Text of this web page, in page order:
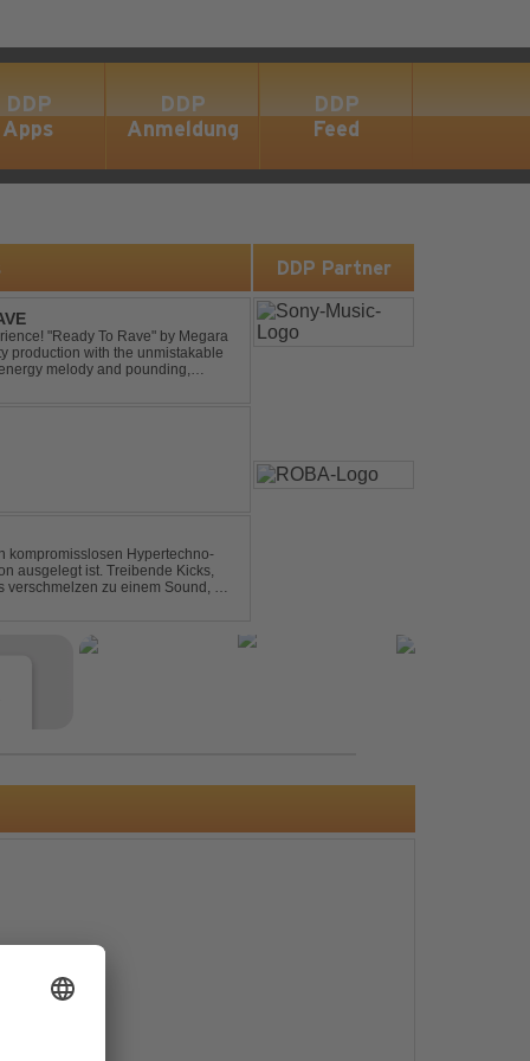
DDP
Apps
DDP
Anmeldung
DDP
Feed
"Ready To Rave" by Megara
production with the unmistakable
melody and pounding,
kompromisslosen Hypertechno-
ausgelegt ist. Treibende Kicks,
zu einem Sound, der
DDP Partner